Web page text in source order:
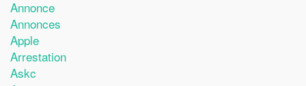
Annonce
Annonces
Apple
Arrestation
Askc